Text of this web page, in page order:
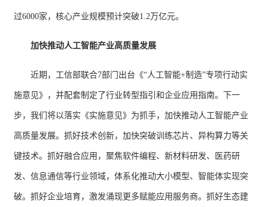
过6000家，核心产业规模预计突破1.2万亿元。
加快推动人工智能产业高质量发展
近期，工信部联合7部门出台《“人工智能+制造”专项行动实
施意见》，并配套制定了行业转型指引和企业应用指南。下一
步，我们将以落实《实施意见》为抓手，加快推动人工智能产业
高质量发展。抓好技术创新，加快突破训练芯片、异构算力等关
键技术。抓好融合应用，聚焦软件编程、新材料研发、医药研
发、信息通信等行业领域，体系化推动大小模型、智能体实现突
破。抓好企业培育，激发涌现更多赋能应用服务商。抓好生态建